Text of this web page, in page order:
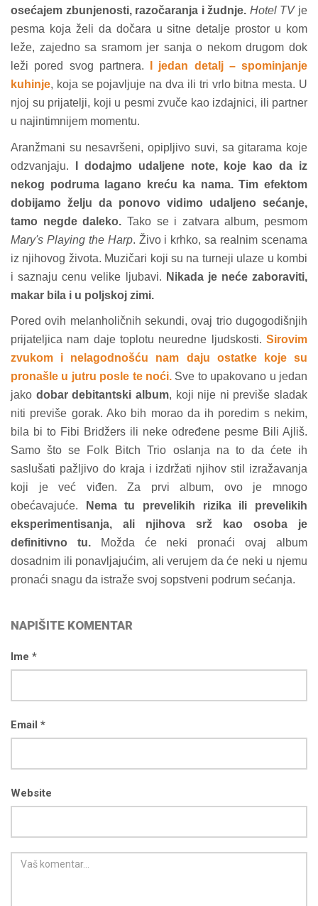
osećajem zbunjenosti, razočaranja i žudnje. Hotel TVje
pesma koja želi da dočara u sitne detalje prostor u kom
leže, zajedno sa sramom jer sanja o nekom drugom dok
leži pored svog partnera. I jedan detalj – spominjanje
kuhinje, koja se pojavljuje na dva ili tri vrlo bitna mesta. U
njoj su prijatelji, koji u pesmi zvuče kao izdajnici, ili partner
u najintimnijem momentu.
Aranžmani su nesavršeni, opipljivo suvi, sa gitarama koje
odzvanjaju. I dodajmo udaljene note, koje kao da iz
nekog podruma lagano kreću ka nama. Tim efektom
dobijamo želju da ponovo vidimo udaljeno sećanje,
tamo negde daleko. Tako se i zatvara album, pesmom
Mary's Playing the Harp. Živo i krhko, sa realnim scenama
iz njihovog života. Muzičari koji su na turneji ulaze u kombi
i saznaju cenu velike ljubavi. Nikada je neće zaboraviti,
makar bila i u poljskoj zimi.
Pored ovih melanholičnih sekundi, ovaj trio dugogodišnjih
prijateljica nam daje toplotu neuredne ljudskosti. Sirovim
zvukom i nelagodnošću nam daju ostatke koje su
pronašle u jutru posle te noći. Sve to upakovano u jedan
jako dobar debitantski album, koji nije ni previše sladak
niti previše gorak. Ako bih morao da ih poredim s nekim,
bila bi to Fibi Bridžers ili neke određene pesme Bili Ajliš.
Samo što se Folk Bitch Trio oslanja na to da ćete ih
saslušati pažljivo do kraja i izdržati njihov stil izražavanja
koji je već viđen. Za prvi album, ovo je mnogo
obećavajuće.
Nema tu prevelikih rizika ili prevelikih
eksperimentisanja, ali njihova srž kao osoba je
definitivno tu.Možda će neki pronaći ovaj album
dosadnim ili ponavljajućim, ali verujem da će neki u njemu
pronaći snagu da istraže svoj sopstveni podrum sećanja.
NAPIŠITE KOMENTAR
Ime *
Email *
Website